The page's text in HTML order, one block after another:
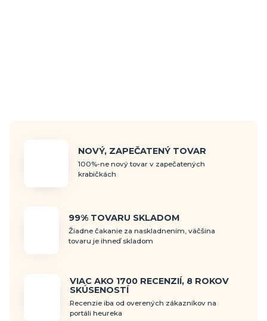
NOVÝ, ZAPEČATENÝ TOVAR
100%-ne nový tovar v zapečatených
krabičkách
99% TOVARU SKLADOM
Žiadne čakanie za naskladnením, väčšina
tovaru je ihneď skladom
VIAC AKO 1700 RECENZIÍ, 8 ROKOV
SKÚSENOSTÍ
Recenzie iba od overených zákazníkov na
portáli heureka